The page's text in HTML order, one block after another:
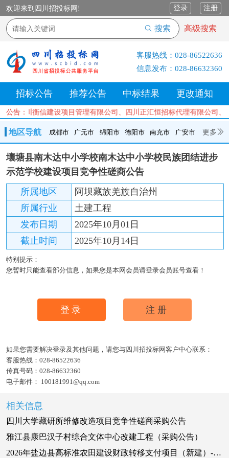
欢迎来到四川招投标网! 登录 注册
搜索 高级搜索
客服热线： 028-86522636
信息发布： 028-86632360
招标公告 推荐公告 中标结果 更改通知
公告：川衡信建设项目管理有限公司、四川正汇恒招标代理有限
地区导航 成都市 广元市 绵阳市 德阳市 南充市 广安市 更多
成都市 广元市 绵阳市 德阳市 南充市 广安市
遂宁市
内江市
乐山市 自贡市 泸州市 宜宾市
达州市
资阳市 眉山市 雅安市 阿坝州 甘孜州 凉山州
壤塘县南木达中小学校南木达中小学校民族团结进步
示范学校建设项目竞争性磋商公告
所属地区
阿坝藏族羌族自治州
所属行业
土建工程
发布日期
2025年10月01日
截止时间
2025年10月14日
特别提示：
您暂时只能查看部分信息，如果您是本网会员请登录会员账号查看！
登录 注册
如果您需要解决登录及其他问题，请您与四川招投标网客户中心联系：
客服热线： 028-86522636
传真号码： 028-86632360
电子邮件： 100181991@qq.com
相关信息
四川大学藏研所维修改造项目竞争性磋商采购公告
雅江县康巴汉子村综合文体中心改建工程（采购公告）
2026年盐边县高标准农田建设财政转移支付项目（新建）-渔门镇